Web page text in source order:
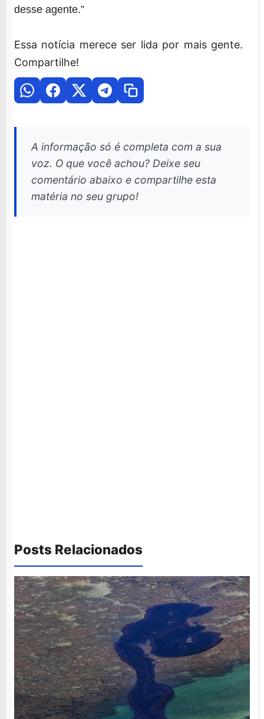
desse agente.”
Essa notícia merece ser lida por mais gente.
Compartilhe!
A informação só é completa com a sua
voz. O que você achou? Deixe seu
comentário abaixo e compartilhe esta
matéria no seu grupo!
Posts Relacionados